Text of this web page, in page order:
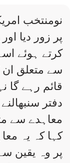
نومنتخب
پر زور دیا
کرتے ہوئے
سے متعلق ان
قائم رہے گا
دفتر
معاہدے سے
کہا کہ یہ
پر وہ یقین